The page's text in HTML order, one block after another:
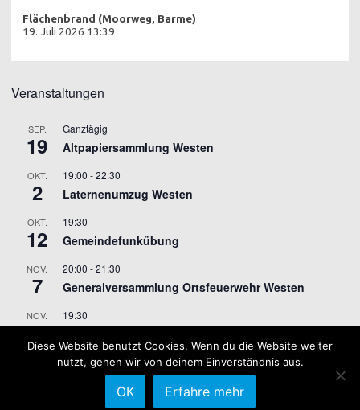
Flächenbrand (Moorweg, Barme)
19. Juli 2026 13:39
Veranstaltungen
SEP.
19
Ganztägig
Altpapiersammlung Westen
OKT.
2
19:00 -22:30
Laternenumzug Westen
OKT.
12
19:30
Gemeindefunkübung
NOV.
7
20:00 -21:30
Generalversammlung Ortsfeuerwehr Westen
NOV.
9
19:30
Kalender anzeigen
Diese Website benutzt Cookies. Wenn du die Website weiter
nutzt, gehen wir von deinem Einverständnis aus.
OK Erfahre mehr